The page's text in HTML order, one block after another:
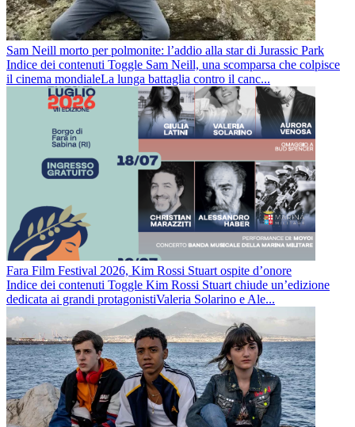
Sam Neill morto per polmonite: l’addio alla star di Jurassic Park
Indice dei contenuti Toggle Sam Neill, una scomparsa che colpisce
il cinema mondialeLa lunga battaglia contro il canc...
Fara Film Festival 2026, Kim Rossi Stuart ospite d’onore
Indice dei contenuti Toggle Kim Rossi Stuart chiude un’edizione
dedicata ai grandi protagonistiValeria Solarino e Ale...